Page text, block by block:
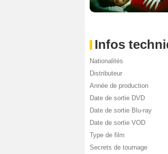
Infos
Nationalités
Distributeur
Année de production
Date de sortie DVD
Date de sortie Blu-ray
Date de sortie VOD
Type de film
Secrets de tournage